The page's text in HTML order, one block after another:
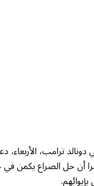
دونالد ترامب،
أن حل الصراع يكمن